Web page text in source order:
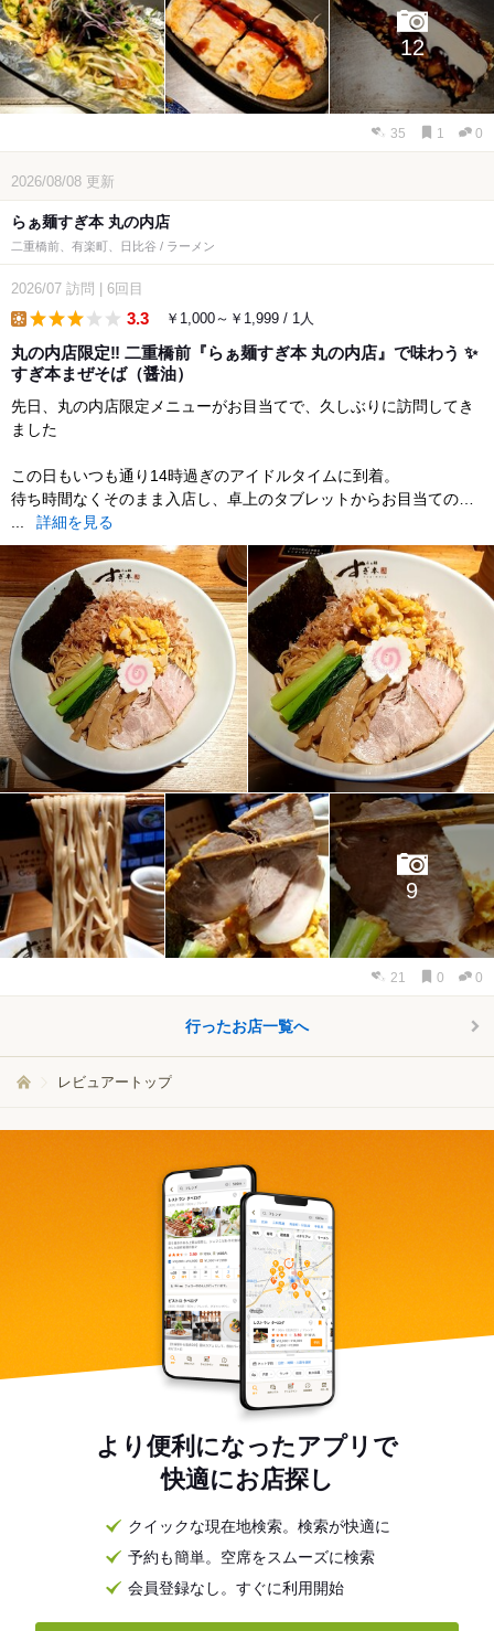
12
35 1 0
2026/08/08 更新
らぁ麺すぎ本 丸の内店
二重橋前、有楽町、日比谷 / ラーメン
2026/07 訪問 6回目
3.3 ￥1,000～￥1,999 / 1人
丸の内店限定‼️ 二重橋前『らぁ麺すぎ本 丸の内店』で味わう ✨
すぎ本まぜそば（醤油）
先日、丸の内店限定メニューがお目当てで、久しぶりに訪問してき
ました
この日もいつも通り14時過ぎのアイドルタイムに到着。
待ち時間なくそのまま入店し、卓上のタブレットからお目当ての…
...
詳細を見る
9
21 0 0
行ったお店一覧へ
レビュアートップ
より便利になったアプリで
快適にお店探し
クイックな現在地検索。検索が快適に
予約も簡単。空席をスムーズに検索
会員登録なし。すぐに利用開始